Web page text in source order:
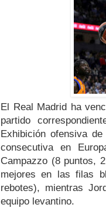
El Real Madrid ha
partido
Exhibición ofensiva
consecutiva en
Campazzo (8 puntos,
mejores en las filas
rebotes), mientras
equipo levantino.